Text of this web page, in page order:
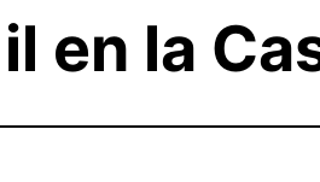
en la